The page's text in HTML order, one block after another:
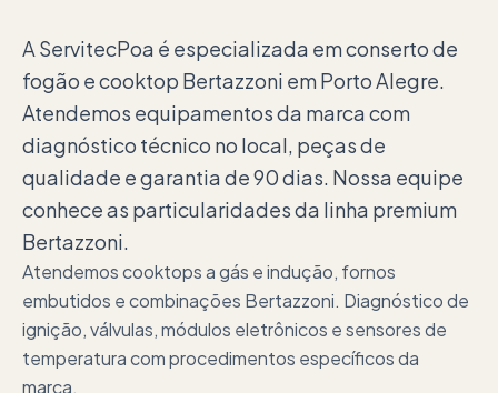
A ServitecPoa é especializada em conserto de
fogão e cooktop Bertazzoni em Porto Alegre.
Atendemos equipamentos da marca com
diagnóstico técnico no local, peças de
qualidade e garantia de 90 dias. Nossa equipe
conhece as particularidades da linha premium
Bertazzoni.
Atendemos cooktops a gás e indução, fornos
embutidos e combinações Bertazzoni. Diagnóstico de
ignição, válvulas, módulos eletrônicos e sensores de
temperatura com procedimentos específicos da
marca.